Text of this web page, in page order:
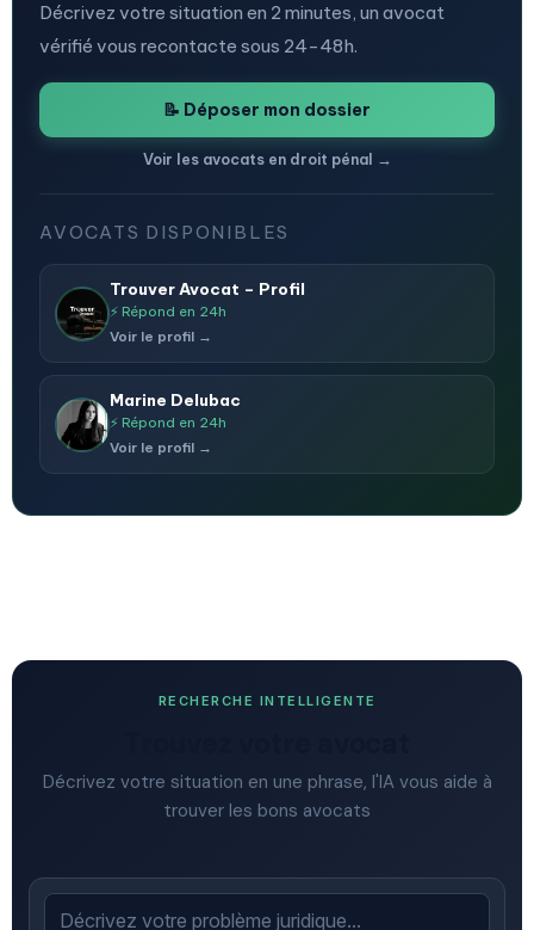
Décrivez votre situation en 2 minutes, un avocat
vérifié vous recontacte sous 24-48h.
📝 Déposer mon dossier
Voir les avocats en droit pénal →
AVOCATS DISPONIBLES
Trouver Avocat – Profil
⚡ Répond en 24h
Voir le profil →
Marine Delubac
⚡ Répond en 24h
Voir le profil →
RECHERCHE INTELLIGENTE
Décrivez votre situation en une phrase, l'IA vous aide à
trouver les bons avocats